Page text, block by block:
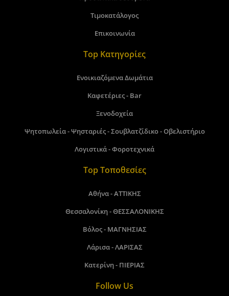
Τιμοκατάλογος
Επικοινωνία
Top Κατηγορίες
Ενοικιαζόμενα Δωμάτια
Καφετέριες - Bar
Ξενοδοχεία
Ψητοπωλεία - Ψησταριές - Σουβλατζίδικο - Οβελιστήριο
Λογιστικά - Φοροτεχνικά
Top Τοποθεσίες
Αθήνα - ΑΤΤΙΚΗΣ
Θεσσαλονίκη - ΘΕΣΣΑΛΟΝΙΚΗΣ
Βόλος - ΜΑΓΝΗΣΙΑΣ
Λάρισα - ΛΑΡΙΣΑΣ
Κατερίνη - ΠΙΕΡΙΑΣ
Follow Us